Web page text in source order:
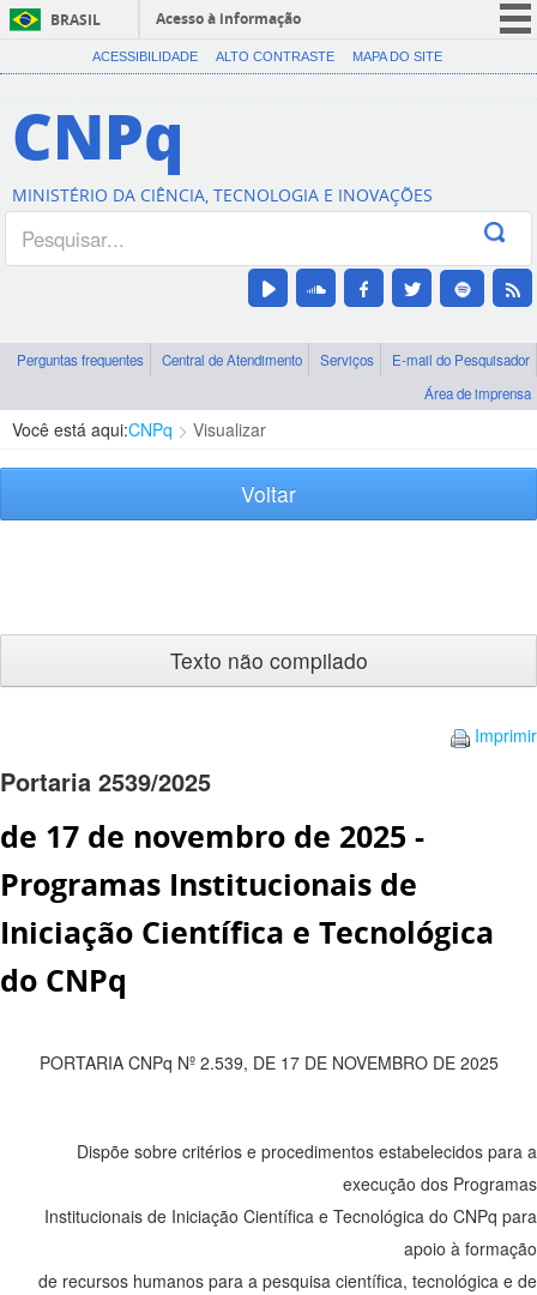
BRASIL
Acesso à informação
CORONAVÍRUS (COVID-19)
Canais
ACESSIBILIDADE ALTO CONTRASTE MAPA DO SITE
CNPq
MINISTÉRIO DA CIÊNCIA, TECNOLOGIA E INOVAÇÕES
Perguntas frequentes Central de Atendimento Serviços
E-mail do Pesquisador
Área de imprensa
Você está aqui:CNPq Visualizar
Voltar
Texto não compilado
Imprimir
Portaria 2539/2025
de 17 de novembro de 2025 -
Programas Institucionais de
Iniciação Científica e Tecnológica
do CNPq
PORTARIA CNPq Nº 2.539, DE 17 DE NOVEMBRO DE 2025
Dispõe sobre critérios e procedimentos estabelecidos para a
execução dos Programas
Institucionais de Iniciação Científica e Tecnológica do CNPq para
apoio à formação
de recursos humanos para a pesquisa científica, tecnológica e de